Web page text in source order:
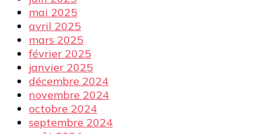
mai 2025
avril 2025
mars 2025
février 2025
janvier 2025
décembre 2024
novembre 2024
octobre 2024
septembre 2024